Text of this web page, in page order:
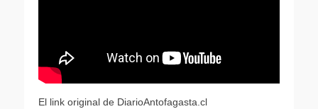
El link original de DiarioAntofagasta.cl